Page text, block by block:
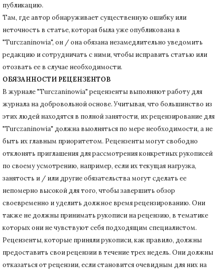
публикацию.
Там, где автор обнаруживает существенную ошибку или
неточность в статье, которая была уже опубликована в
"Turczaninowia", он / она обязана незамедлительно уведомить
редакцию и сотрудничать с ними, чтобы исправить статью или
отозвать ее в случае необходимости.
ОБЯЗАННОСТИ РЕЦЕНЗЕНТОВ
В журнале "Turczaninowia" рецензенты выполняют работу для
журнала на добровольной основе.Учитывая, что большинство из
этих людей находятся в полной занятости, их рецензирование для
"Turczaninowia" должна выолняться по мере необходимости, а не
быть их главным приоритетом. Рецензенты могут свободно
отклонять приглашения для рассмотрения конкретных рукописей
по своему усмотрению, например, если их текущая нагрузка,
занятость и / или другие обязательства могут сделать ее
непомерно высокой для того, чтобы завершить обзор
своевременно и уделить должное время рецензированию. Они
также не должны принимать рукописи на рецензию, в тематике
которых они не чувствуют себя подходящим специалистом.
Рецензенты, которые приняли рукописи, как правило, должны
предоставить свои рецензии в течение трех недель. Они должны
отказаться от рецензии, если становится очевидным для них на